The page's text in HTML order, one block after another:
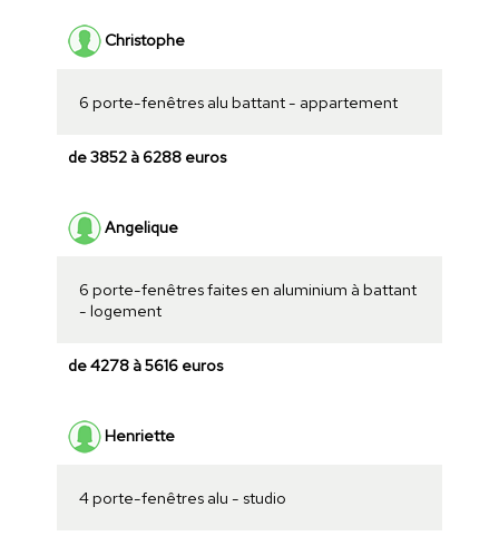
Christophe
6 porte-fenêtres alu battant - appartement
de 3852 à 6288 euros
Angelique
6 porte-fenêtres faites en aluminium à battant
- logement
de 4278 à 5616 euros
Henriette
4 porte-fenêtres alu - studio